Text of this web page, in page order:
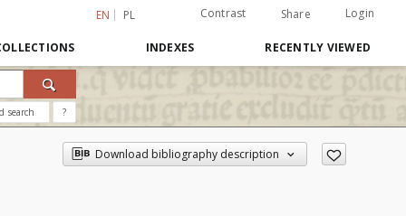
EN PL Contrast Share Login
INDEXES RECENTLY VIEWED
search ?
Download bibliography description